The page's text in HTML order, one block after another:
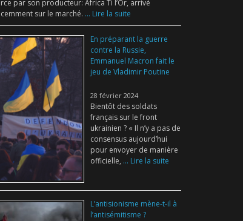
par son producteur: Africa Ti l’Or, arrivé
sur le marché. ... Lire la suite
En préparant la guerre
contre la Russie,
Emmanuel Macron fait le
jeu de Vladimir Poutine
28 février 2024
Bientôt des soldats
français sur le front
ukrainien ? « Il n’y a pas de
consensus aujourd’hui
pour envoyer de manière
officielle, ... Lire la suite
L’antisionisme mène-t-il à
l’antisémitisme ?